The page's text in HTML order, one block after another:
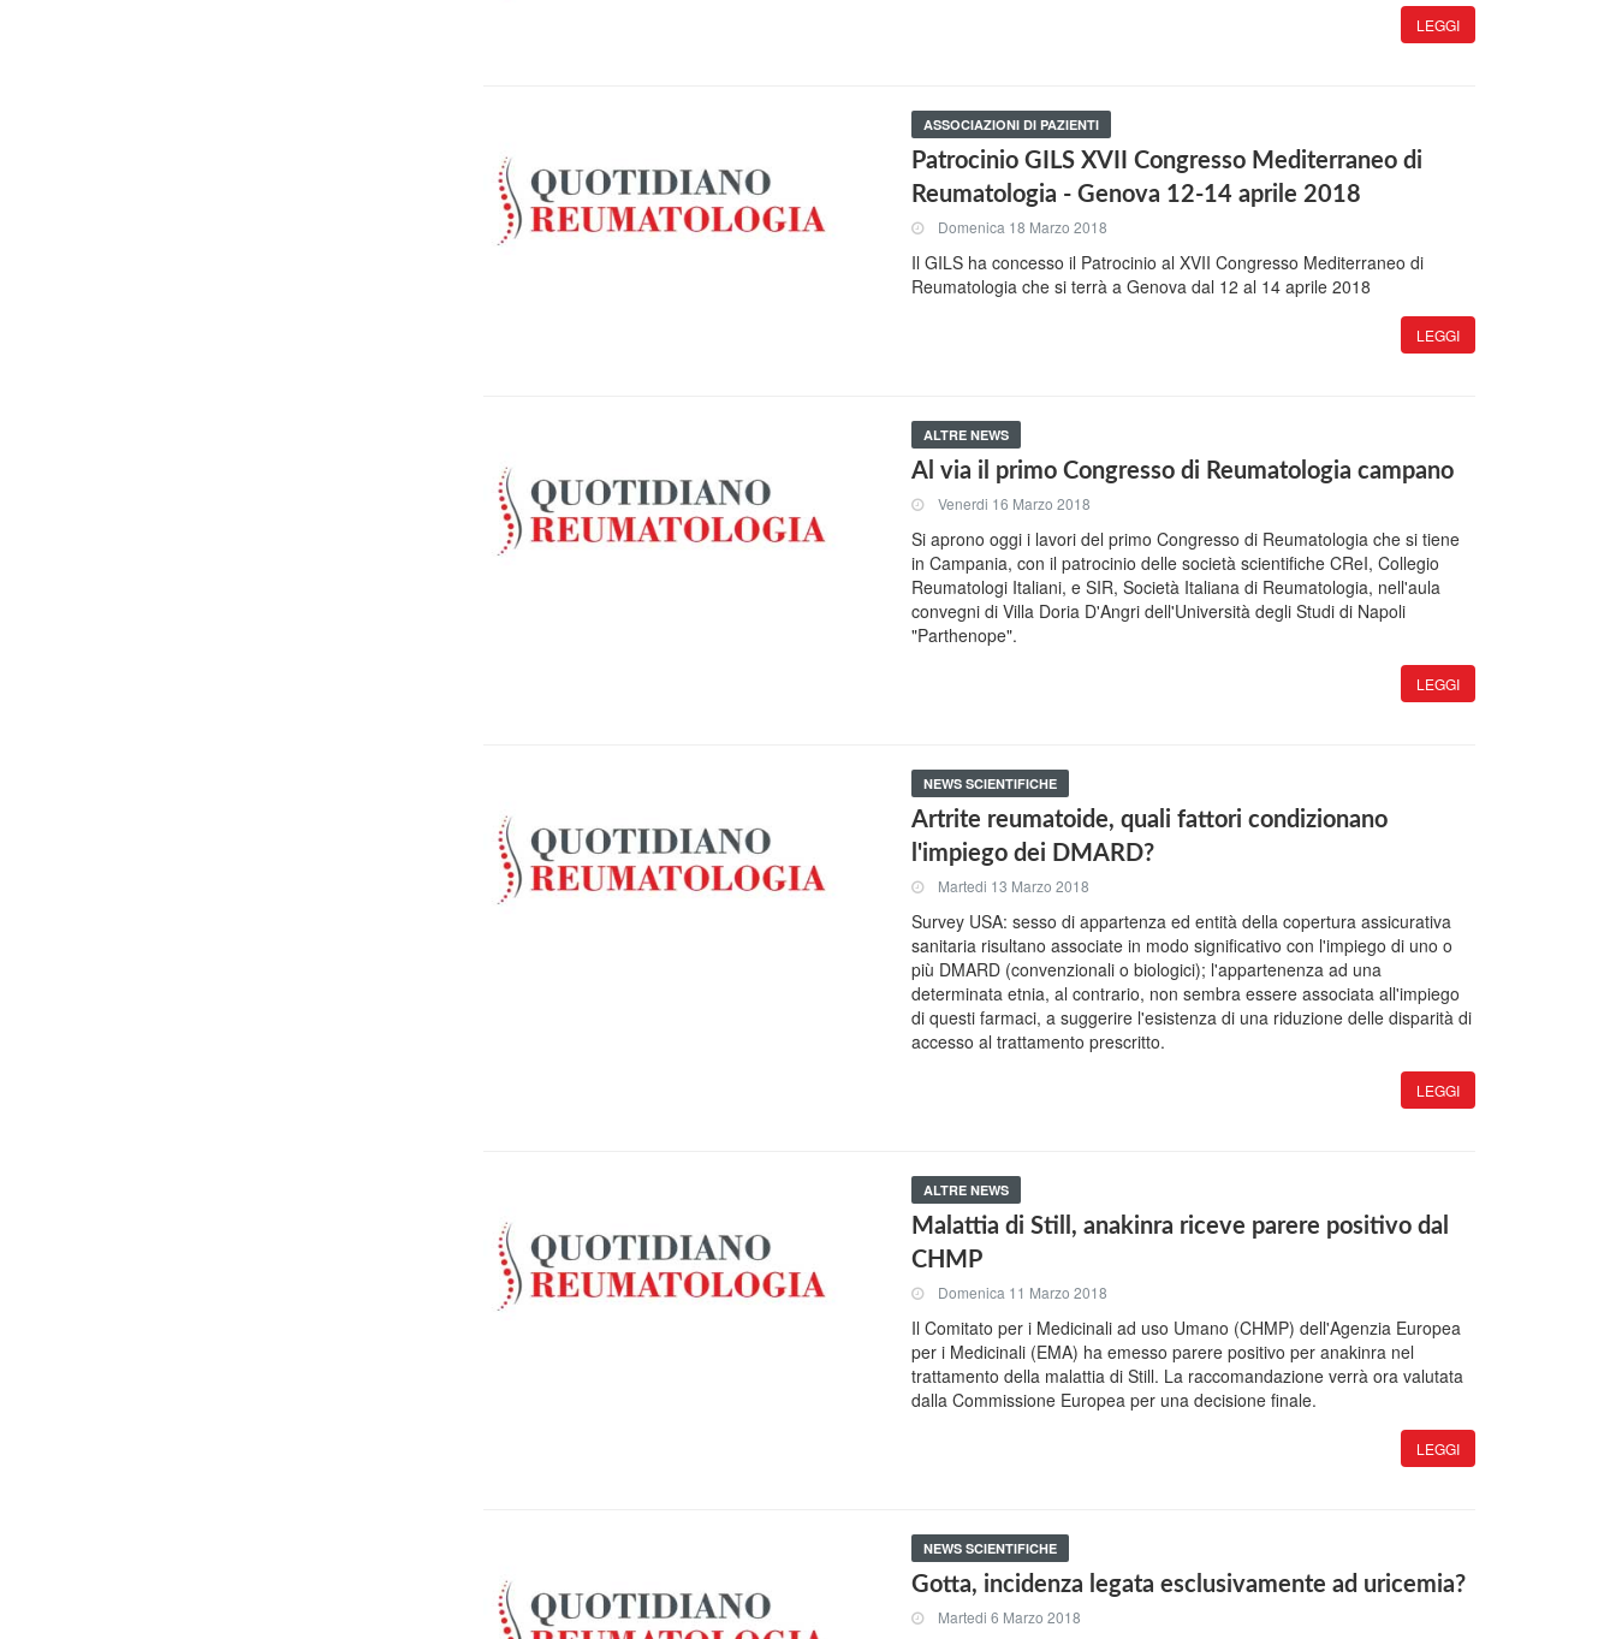
LEGGI
ASSOCIAZIONI DI PAZIENTI
Patrocinio GILS XVII Congresso Mediterraneo di
Reumatologia - Genova 12-14 aprile 2018
Domenica 18 Marzo 2018
Il GILS ha concesso il Patrocinio al XVII Congresso Mediterraneo di
Reumatologia che si terrà a Genova dal 12 al 14 aprile 2018
LEGGI
ALTRE NEWS
Al via il primo Congresso di Reumatologia campano
Venerdi 16 Marzo 2018
Si aprono oggi i lavori del primo Congresso di Reumatologia che si tiene
in Campania, con il patrocinio delle società scientifiche CReI, Collegio
Reumatologi Italiani, e SIR, Società Italiana di Reumatologia, nell'aula
convegni di Villa Doria D'Angri dell'Università degli Studi di Napoli
"Parthenope".
LEGGI
NEWS SCIENTIFICHE
Artrite reumatoide, quali fattori condizionano
l'impiego dei DMARD?
Martedi 13 Marzo 2018
Survey USA: sesso di appartenza ed entità della copertura assicurativa
sanitaria risultano associate in modo significativo con l'impiego di uno o
più DMARD (convenzionali o biologici); l'appartenenza ad una
determinata etnia, al contrario, non sembra essere associata all'impiego
di questi farmaci, a suggerire l'esistenza di una riduzione delle disparità di
accesso al trattamento prescritto.
LEGGI
ALTRE NEWS
Malattia di Still, anakinra riceve parere positivo dal
CHMP
Domenica 11 Marzo 2018
Il Comitato per i Medicinali ad uso Umano (CHMP) dell'Agenzia Europea
per i Medicinali (EMA) ha emesso parere positivo per anakinra nel
trattamento della malattia di Still. La raccomandazione verrà ora valutata
dalla Commissione Europea per una decisione finale.
LEGGI
NEWS SCIENTIFICHE
Gotta, incidenza legata esclusivamente ad uricemia?
Martedi 6 Marzo 2018